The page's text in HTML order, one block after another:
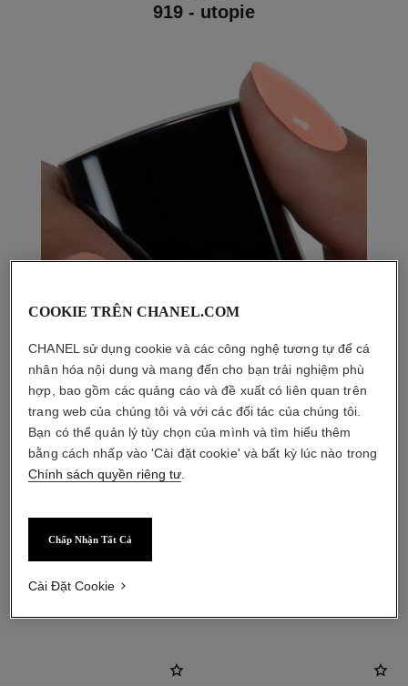
919 - utopie
COOKIE TRÊN CHANEL.COM
CHANEL sử dụng cookie và các công nghệ tương tự để cá
nhân hóa nội dung và mang đến cho bạn trải nghiệm phù
hợp, bao gồm các quảng cáo và đề xuất có liên quan trên
trang web của chúng tôi và với các đối tác của chúng tôi.
Bạn có thể quản lý tùy chọn của mình và tìm hiểu thêm
bằng cách nhấp vào 'Cài đặt cookie' và bất kỳ lúc nào trong
Chính sách quyền riêng tư
Chấp Nhận Tất Cả
Cài Đặt Cookie